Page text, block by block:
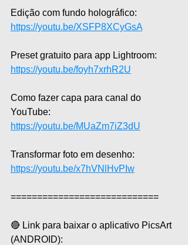
Edição com fundo holográfico:
https://youtu.be/XSFP8XCyGsA
Preset gratuito para app Lightroom:
https://youtu.be/foyh7xrhR2U
Como fazer capa para canal do
YouTube:
https://youtu.be/MUaZm7iZ3dU
Transformar foto em desenho:
https://youtu.be/x7hVNlHvPIw
============================
🔴 Link para baixar o aplicativo PicsArt
(ANDROID):